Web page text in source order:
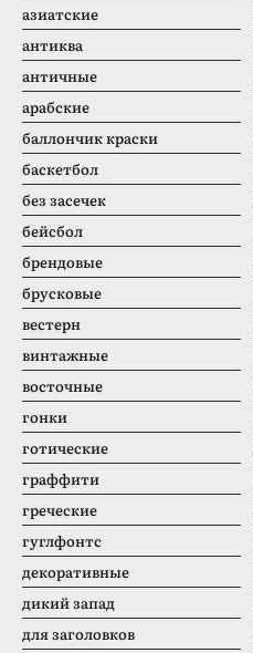
азиатские
антиква
античные
арабские
баллончик краски
баскетбол
без засечек
бейсбол
брендовые
брусковые
вестерн
винтажные
восточные
гонки
готические
граффити
греческие
гуглфонтс
декоративные
дикий запад
для заголовков